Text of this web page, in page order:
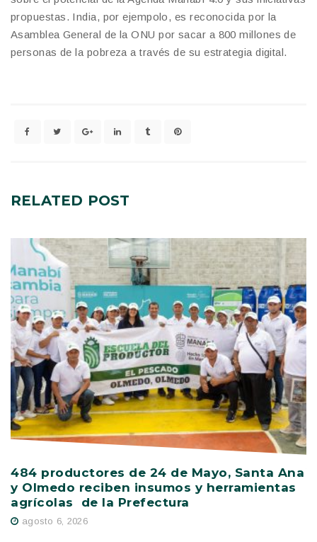
propuestas. India, por ejempolo, es reconocida por la
Asamblea General de la ONU por sacar a 800 millones de
personas de la pobreza a través de su estrategia digital.
RELATED POST
484 productores de 24 de Mayo, Santa Ana
y Olmedo reciben insumos y herramientas
agrícolas de la Prefectura
agosto 6, 2026